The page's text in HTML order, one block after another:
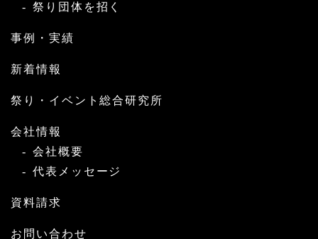
祭り団体を招く
事例・実績
新着情報
祭り・イベント総合研究所
会社情報
会社概要
代表メッセージ
資料請求
お問い合わせ